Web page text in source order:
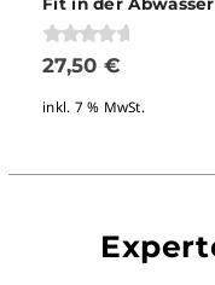
0von 5
27,50 €
inkl. 7 % MwSt.